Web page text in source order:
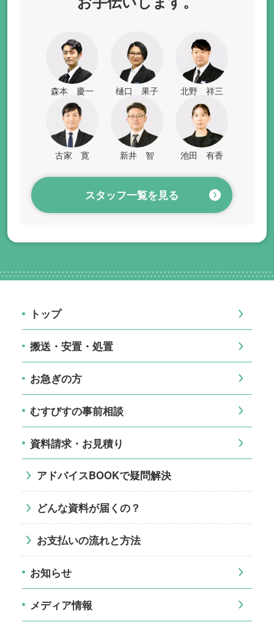
森本 慶一 樋口 果子 北野 祥三
古家 寛 新井 智 池田 有香
スタッフ一覧を見る
トップ
搬送・安置・処置
お急ぎの方
むすびすの事前相談
資料請求・お見積り
アドバイスBOOKで疑問解決
どんな資料が届くの？
お支払いの流れと方法
お知らせ
メディア情報